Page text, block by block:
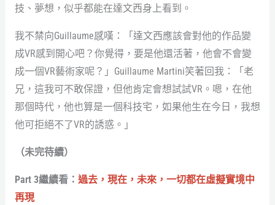
技、夢想，似乎都能在達文西身上看到。
我不禁向Guillaume感嘆：「達文西應該會對他的作品變
成VR感到開心吧？你覺得，要是他還活著，他會不會變
成一個VR藝術家呢？」Guillaume Martini笑著回我：「老
兄，這我可不敢保證，但他肯定會想試試VR。嗯，在他
那個時代，他也算是一個科技宅，如果他生在今日，我想
他可拒絕不了VR的誘惑。」
（未完待續）
Part 3繼續看： 過去，現在，未來，一切都在虛擬實境中
再現